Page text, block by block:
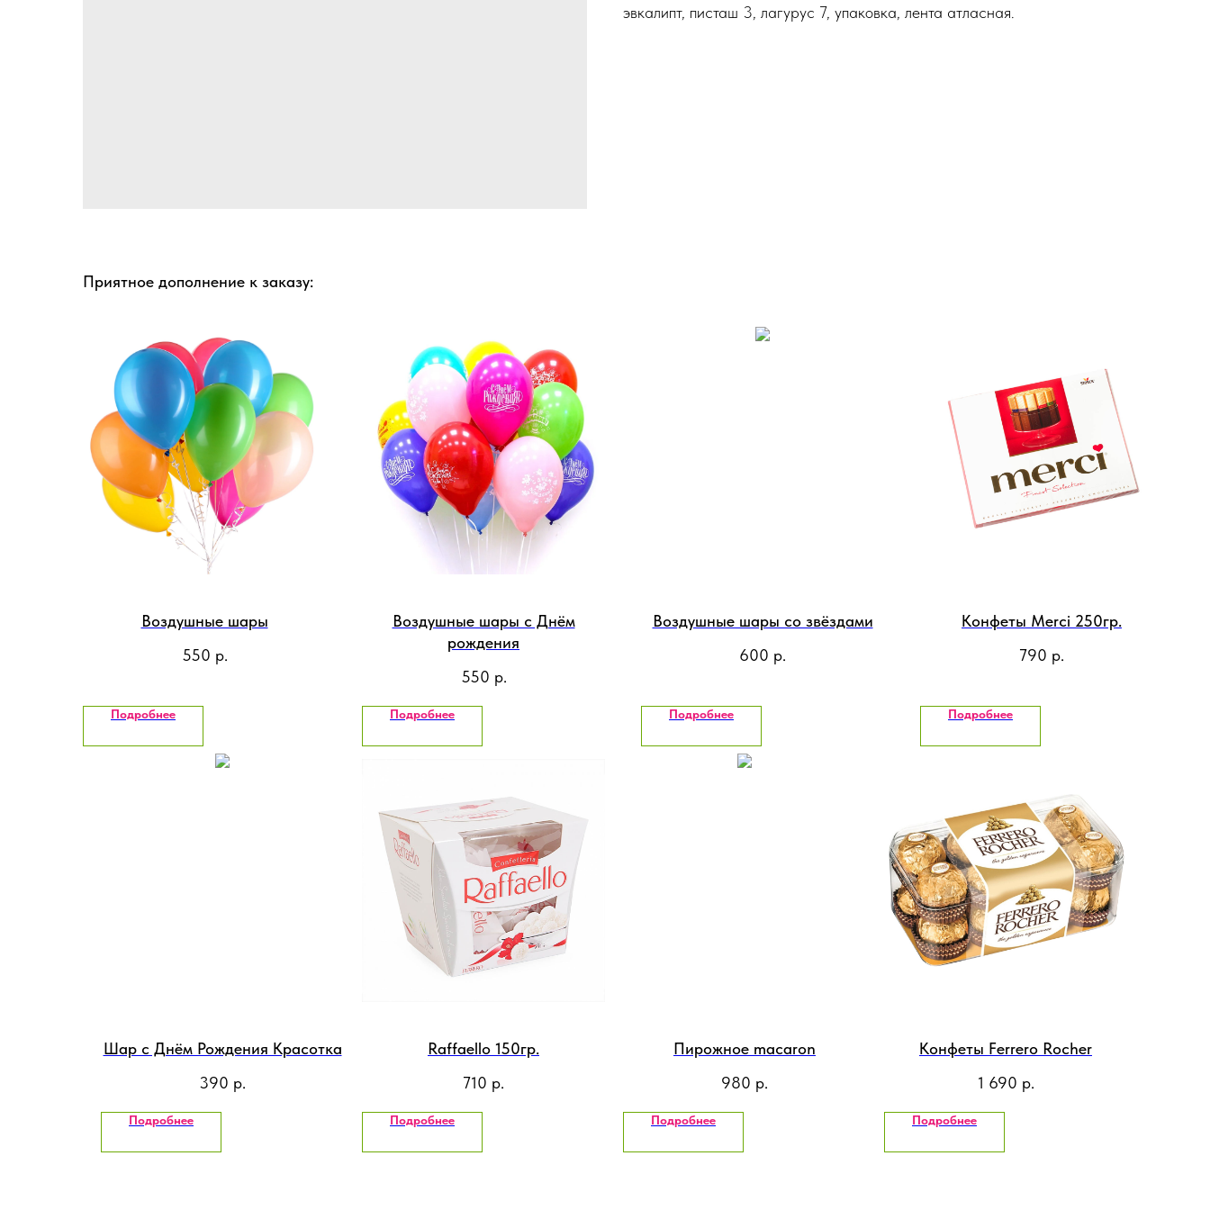
эвкалипт, писташ 3, лагурус 7, упаковка, лента атласная.
Приятное дополнение к заказу:
Воздушные шары
550 р.
Подробнее
Воздушные шары с Днём
рождения
550 р.
Подробнее
Воздушные шары со звёздами
600 р.
Подробнее
Конфеты Merci 250гр.
790 р.
Подробнее
Шар с Днём Рождения Красотка
390 р.
Подробнее
Raffaello 150гр.
710 р.
Подробнее
Пирожное macaron
980 р.
Подробнее
Конфеты Ferrero Rocher
1 690 р.
Подробнее